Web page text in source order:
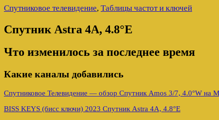
Спутниковое телевидение, Таблицы частот и ключей
Спутник Astra 4A, 4.8°E
Что изменилось за последнее время
Какие каналы добавились
Спутниковое Телевидение — обзор Спутник Amos 3/7, 4.0°W на
BISS KEYS (бисс ключи) 2023 Спутник Astra 4A, 4.8°E